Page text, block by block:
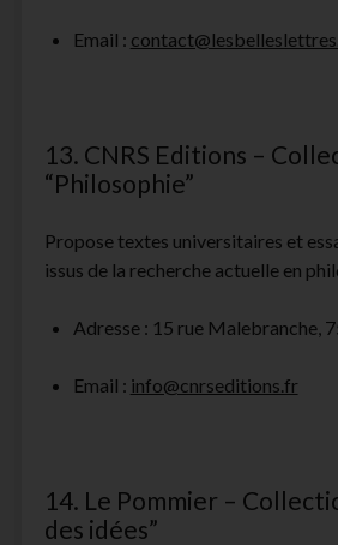
Email :
13. CNRS Editions –
“Philosophie”
Propose textes universitaires et
issus de la recherche actuelle en
Adresse : 15 rue Malebranche,
Email : info@cnrseditions.fr
14. Le Pommier –
des idées”